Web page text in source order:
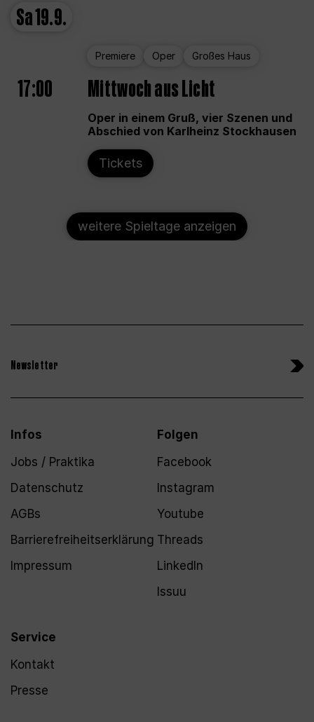
Sa19.9.
Premiere Oper Großes Haus
17:00 Mittwoch aus Licht
Oper in einem Gruß, vier Szenen und
Abschied von Karlheinz Stockhausen
Tickets
weitere Spieltage anzeigen
Newsletter
Infos
Jobs / Praktika
Datenschutz
AGBs
Barrierefreiheitserklärung
Impressum
Service
Kontakt
Presse
Folgen
Facebook
Instagram
Youtube
Threads
LinkedIn
Issuu